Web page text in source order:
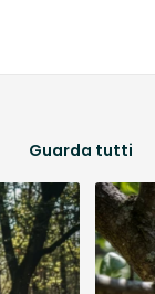
Guarda tutti